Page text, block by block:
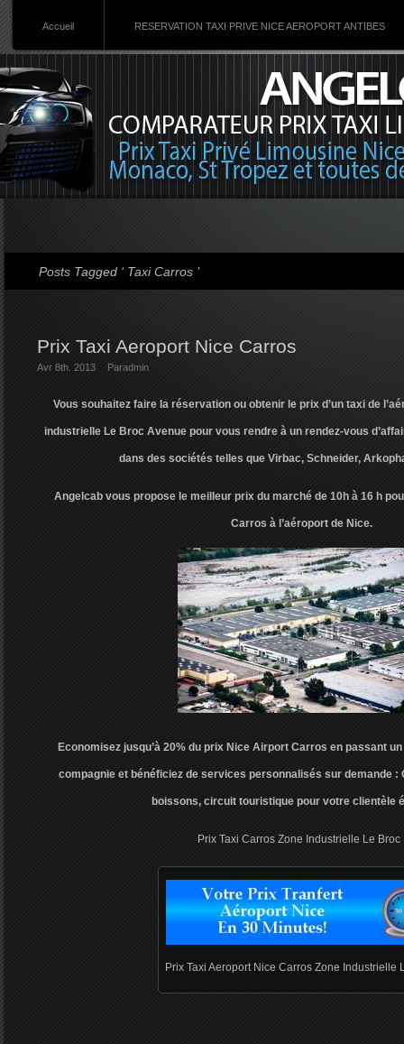
Accueil RESERVATION TAXI PRIVE NICE AEROPORT ANTIBES
Posts Tagged ‘ Taxi Carros ’
Prix Taxi Aeroport Nice Carros
Avr 8th. 2013 Paradmin
Vous souhaitez faire la réservation ou obtenir le prix d’un taxi de
industrielle Le Broc Avenue pour vous rendre à un rendez-vous
dans des sociétés telles que Virbac, Schneider,
Angelcab vous propose le meilleur prix du marché de 10h à 16 h
Carros à l’aéroport de Nice.
Economisez jusqu’à 20% du prix Nice Airport Carros en passant
compagnie et bénéficiez de services personnalisés sur demande :
boissons, circuit touristique pour votre clientèle
Prix Taxi Carros Zone Industrielle Le Broc
Prix Taxi Aeroport Nice Carros Zone Industrielle